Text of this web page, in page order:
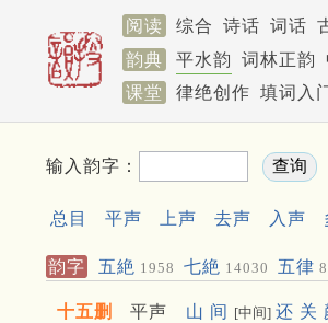
阅读 综合 诗话 词话
韵典
平水韵 词林正韵
课堂
律绝创作 填词入
输入韵字：
总目 平声 上声 去声 入声
韵字 五絶 1958 七絶 14030 五律
十五删 平声 山 间 [中间] 还 关